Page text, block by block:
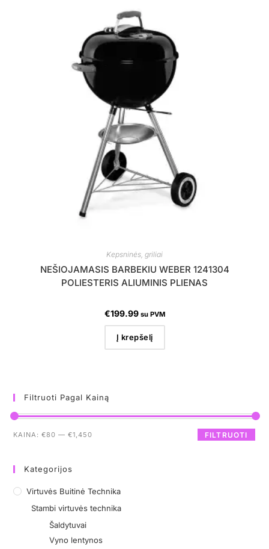
Kepsninės, griliai
NEŠIOJAMASIS BARBEKIU WEBER 1241304
POLIESTERIS ALIUMINIS PLIENAS
€199.99 su PVM
Į krepšelį
Filtruoti Pagal Kainą
FILTRUOTI
KAINA:€80 —€1,450
Kategorijos
Virtuvės Buitinė Technika
Stambi virtuvės technika
Šaldytuvai
Vyno lentynos